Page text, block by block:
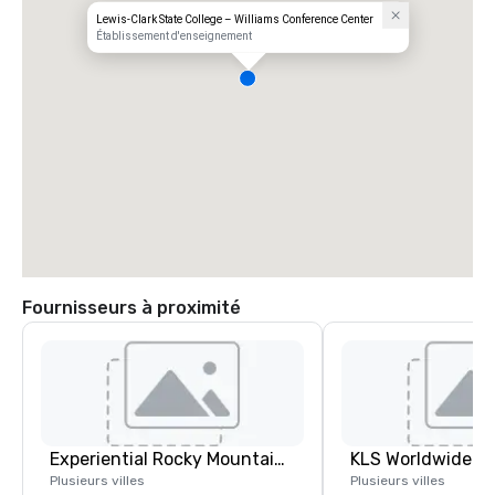
Lewis-Clark State College – Williams Conference Center
Établissement d'enseignement
Fournisseurs à proximité
Experiential Rocky Mountain DMC | Rocky Mountain West | One Program. At A Time.
Plusieurs villes
Plusieurs villes